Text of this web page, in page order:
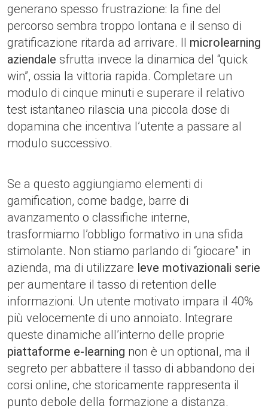
generano spesso frustrazione: la fine del
percorso sembra troppo lontana e il senso di
gratificazione ritarda ad arrivare. Il microlearning
aziendale sfrutta invece la dinamica del “quick
win”, ossia la vittoria rapida. Completare un
modulo di cinque minuti e superare il relativo
test istantaneo rilascia una piccola dose di
dopamina che incentiva l’utente a passare al
modulo successivo.
Se a questo aggiungiamo elementi di
gamification, come badge, barre di
avanzamento o classifiche interne,
trasformiamo l’obbligo formativo in una sfida
stimolante. Non stiamo parlando di “giocare” in
azienda, ma di utilizzare leve motivazionali serie
per aumentare il tasso di retention delle
informazioni. Un utente motivato impara il 40%
più velocemente di uno annoiato. Integrare
queste dinamiche all’interno delle proprie
piattaforme e-learning non è un optional, ma il
segreto per abbattere il tasso di abbandono dei
corsi online, che storicamente rappresenta il
punto debole della formazione a distanza.